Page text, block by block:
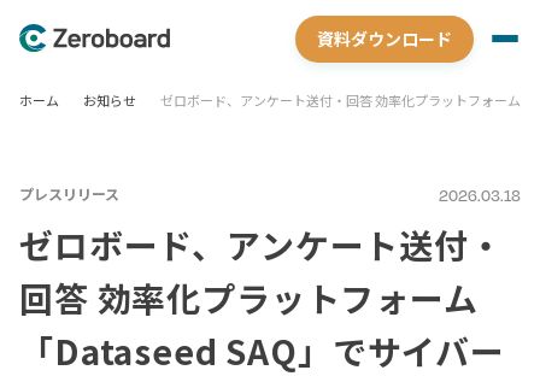
資料ダウンロード
ホーム お知らせ ゼロボード、アンケート送付・回答 効率化プラットフォーム
プレスリリース 2026.03.18
ゼロボード、アンケート送付・
回答 効率化プラットフォーム
「Dataseed SAQ」でサイバー